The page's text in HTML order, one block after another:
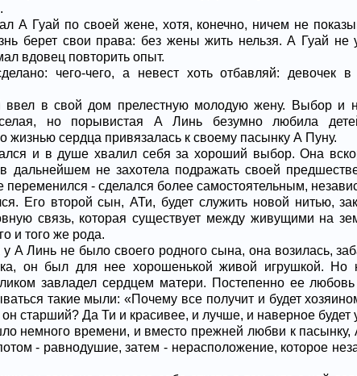
А Гуай по своей жене, хотя, конечно, ничем не
берет свои права: без жены жить нельзя. А Гуай не
вдовец повторить опыт.
чего-чего, а невест хоть отбавляй: девочек
в свой дом прелестную молодую жену. Выбор и
но порывистая А Линь безумно любила
жизнью сердца привязалась к своему пасынку А Пуну.
и в душе хвалил себя за хороший выбор. Она
дальнейшем не захотела подражать своей
переменился - сделался более самостоятельным,
Его второй сын, АТи, будет служить новой нитью,
связь, которая существует между живущими на
и того же рода.
А Линь не было своего родного сына, она возилась,
он был для нее хорошенькой живой игрушкой. Но
завладел сердцем матери. Постепенно ее
такие мыли: «Почему все получит и будет
он старший? Да Ти и красивее, и лучше, и наверное будет
немного времени, и вместо прежней любви к пасынку,
- равнодушие, затем - нерасположение, которое